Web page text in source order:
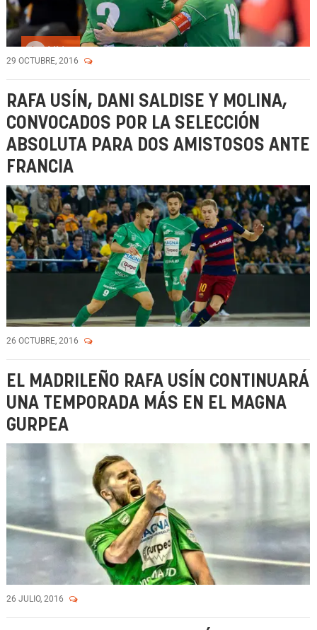
29 OCTUBRE, 2016
RAFA USÍN, DANI SALDISE Y MOLINA,
CONVOCADOS POR LA SELECCIÓN
ABSOLUTA PARA DOS AMISTOSOS ANTE
FRANCIA
26 OCTUBRE, 2016
EL MADRILEÑO RAFA USÍN CONTINUARÁ
UNA TEMPORADA MÁS EN EL MAGNA
GURPEA
26 JULIO, 2016